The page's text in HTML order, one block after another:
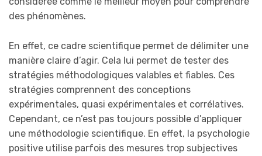
des phénomènes.
En effet, ce cadre scientifique permet de délimiter une
manière claire d’agir. Cela lui permet de tester des
stratégies méthodologiques valables et fiables. Ces
stratégies comprennent des conceptions
expérimentales, quasi expérimentales et corrélatives.
Cependant, ce n’est pas toujours possible d’appliquer
une méthodologie scientifique. En effet, la psychologie
positive utilise parfois des mesures trop subjectives